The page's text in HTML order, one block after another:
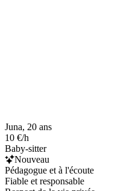
Juna, 20 ans
10 €/h
Baby-sitter
Nouveau
Pédagogue et à l'écoute
Fiable et responsable